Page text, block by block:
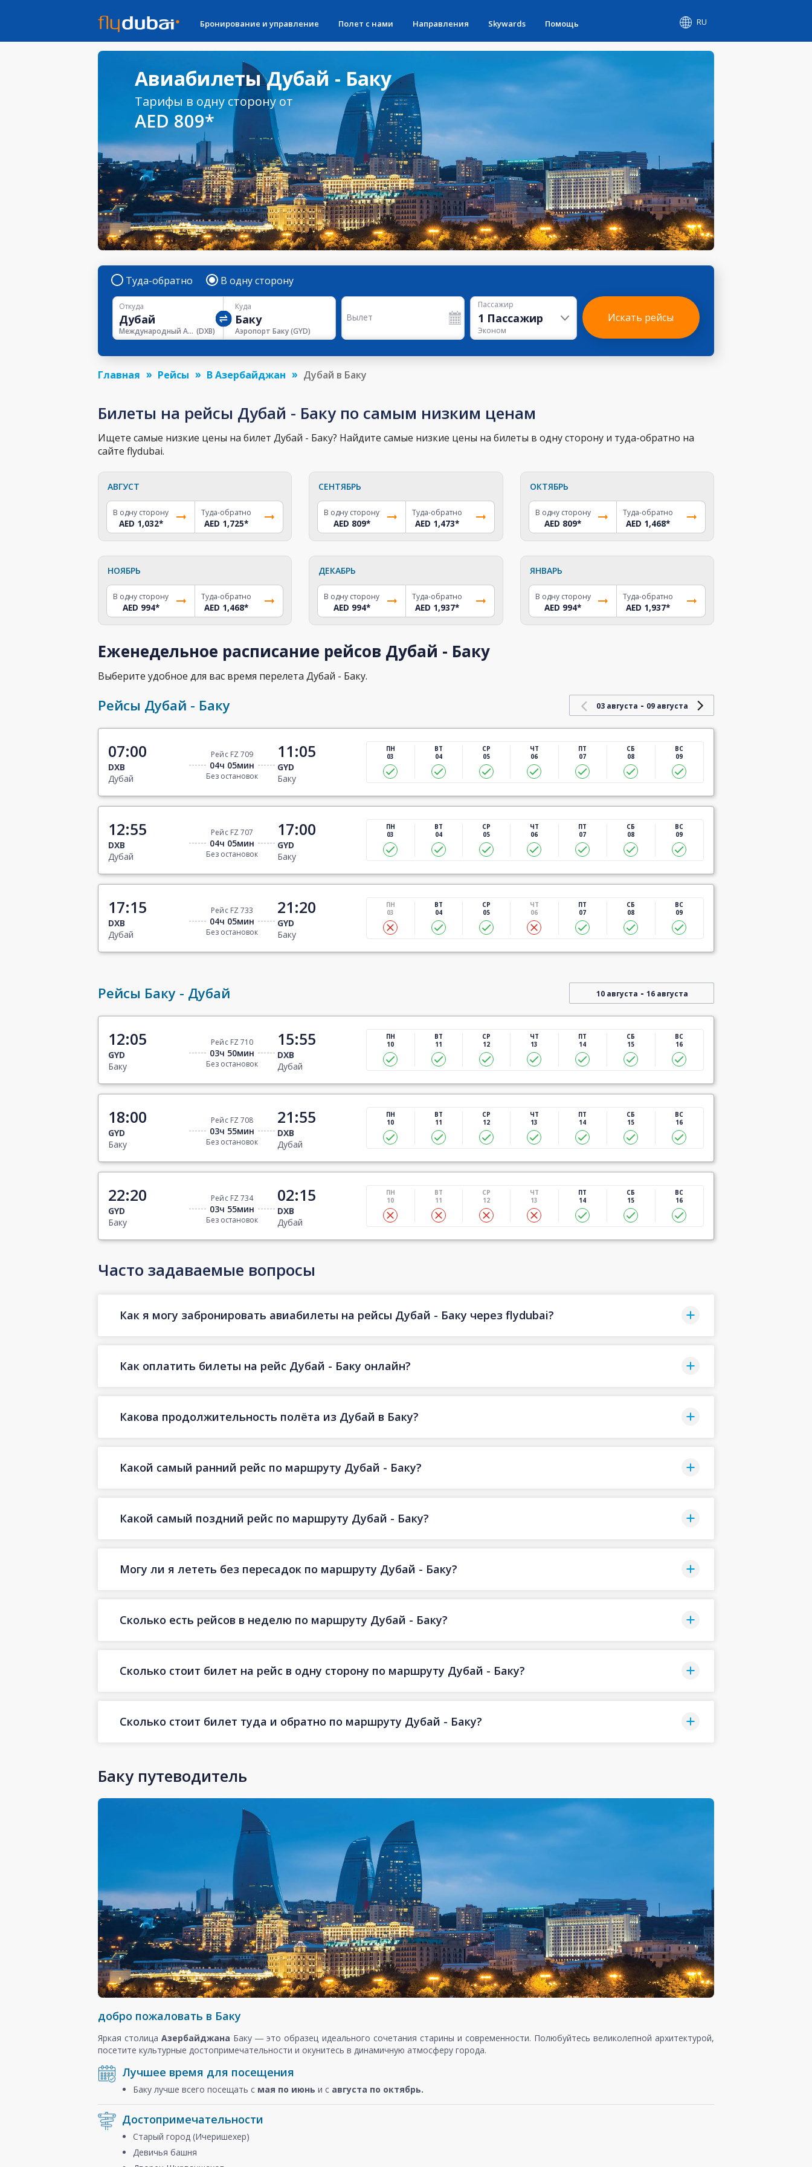
Бронирование и управление Полет с нами Направления Skywards Помощь RU
Авиабилеты Дубай - Баку
Тарифы в одну сторону от
AED 809*
Туда-обратно В одну сторону
Откуда
Международный Аэропорт Дубая (DXB)
Куда
Аэропорт Баку(GYD)
Вылет
Пассажир
1 Пассажир
Эконом
Искать рейсы
Главная Рейсы В Азербайджан Дубай в Баку
Билеты на рейсы Дубай - Баку по самым низким ценам
Ищете самые низкие цены на билет Дубай - Баку? Найдите самые низкие цены на билеты в одну сторону и туда-обратно на
сайте flydubai.
АВГУСТ
В одну сторону
AED 1,032*
Туда-обратно
AED 1,725*
СЕНТЯБРЬ
В одну сторону
AED 809*
Туда-обратно
AED 1,473*
ОКТЯБРЬ
В одну сторону
AED 809*
Туда-обратно
AED 1,468*
НОЯБРЬ
В одну сторону
AED 994*
Туда-обратно
AED 1,468*
ДЕКАБРЬ
В одну сторону
AED 994*
Туда-обратно
AED 1,937*
ЯНВАРЬ
В одну сторону
AED 994*
Туда-обратно
AED 1,937*
Еженедельное расписание рейсов Дубай - Баку
Выберите удобное для вас время перелета Дубай - Баку.
Рейсы Дубай - Баку 03 августа - 09 августа
07:00
DXB
Дубай
Рейс FZ 709
04ч 05мин
Без остановок
11:05
GYD
Баку
ПН
03
ВТ
04
СР
05
ЧТ
06
ПТ
07
СБ
08
ВС
09
12:55
DXB
Дубай
Рейс FZ 707
04ч 05мин
Без остановок
17:00
GYD
Баку
ПН
03
ВТ
04
СР
05
ЧТ
06
ПТ
07
СБ
08
ВС
09
17:15
DXB
Дубай
Рейс FZ 733
04ч 05мин
Без остановок
21:20
GYD
Баку
ПН
03
ВТ
04
СР
05
ЧТ
06
ПТ
07
СБ
08
ВС
09
Рейсы Баку - Дубай 10 августа - 16 августа
12:05
GYD
Баку
Рейс FZ 710
03ч 50мин
Без остановок
15:55
DXB
Дубай
ПН
10
ВТ
11
СР
12
ЧТ
13
ПТ
14
СБ
15
ВС
16
18:00
GYD
Баку
Рейс FZ 708
03ч 55мин
Без остановок
21:55
DXB
Дубай
ПН
10
ВТ
11
СР
12
ЧТ
13
ПТ
14
СБ
15
ВС
16
22:20
GYD
Баку
Рейс FZ 734
03ч 55мин
Без остановок
02:15
DXB
Дубай
ПН
10
ВТ
11
СР
12
ЧТ
13
ПТ
14
СБ
15
ВС
16
Часто задаваемые вопросы
Как я могу забронировать авиабилеты на рейсы Дубай - Баку через flydubai?
Как оплатить билеты на рейс Дубай - Баку онлайн?
Какова продолжительность полёта из Дубай в Баку?
Какой самый ранний рейс по маршруту Дубай - Баку?
Какой самый поздний рейс по маршруту Дубай - Баку?
Могу ли я лететь без пересадок по маршруту Дубай - Баку?
Сколько есть рейсов в неделю по маршруту Дубай - Баку?
Сколько стоит билет на рейс в одну сторону по маршруту Дубай - Баку?
Сколько стоит билет туда и обратно по маршруту Дубай - Баку?
Баку путеводитель
добро пожаловать в Баку
Яркая столицаАзербайджана Баку ― это образец идеального сочетания старины и современности. Полюбуйтесь великолепной архитектурой,
посетите культурные достопримечательности и окунитесь в динамичную атмосферу города.
Лучшее время для посещения
Баку лучше всего посещать с мая по июнь и с августа по октябрь.
Достопримечательности
Старый город (Ичеришехер)
Девичья башня